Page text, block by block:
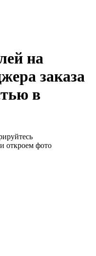
на
заказа
в
откроем фото